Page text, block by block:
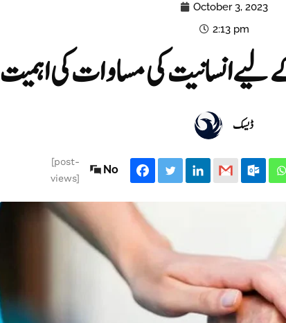
October 3, 2023
2:13 pm
انسانیت کی مساوات کی اہمیت
ڈیسک
[post-
views]
No